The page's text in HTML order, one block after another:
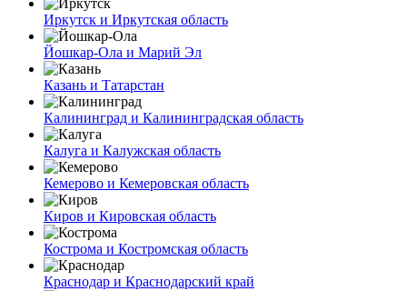
Иркутск и Иркутская область
Йошкар-Ола и Марий Эл
Казань и Татарстан
Калининград и Калининградская область
Калуга и Калужская область
Кемерово и Кемеровская область
Киров и Кировская область
Кострома и Костромская область
Краснодар и Краснодарский край